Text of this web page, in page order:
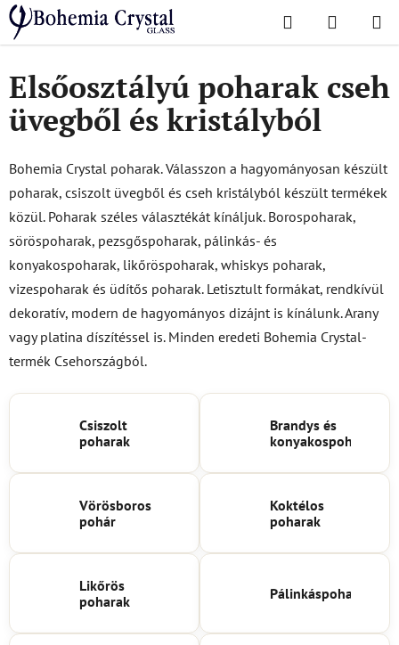
Ugrás
fő
Keresés KOSÁR
Kezdőlap
/ Poharak
Elsőosztályú poharak cseh
üvegből és kristályból
Bohemia Crystal poharak. Válasszon a hagyományosan készült
poharak, csiszolt üvegből és cseh kristályból készült termékek
közül. Poharak széles választékát kínáljuk. Borospoharak,
söröspoharak, pezsgőspoharak, pálinkás- és
konyakospoharak, likőröspoharak, whiskys poharak,
vizespoharak és üdítős poharak. Letisztult formákat, rendkívül
dekoratív, modern de hagyományos dizájnt is kínálunk. Arany
vagy platina díszítéssel is. Minden eredeti Bohemia Crystal-
termék Csehországból.
Csiszolt
poharak
Brandys és
konyakospoharak
Vörösboros
pohár
Koktélos
poharak
Likőrös
poharak
Pálinkáspoharak